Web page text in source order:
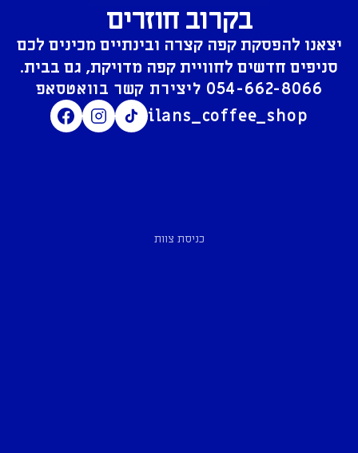
בקרוב חוזרים
יצאנו להפסקת קפה קצרה ובינתיים מכינים לכם
סניפים חדשים לחוויית קפה מדויקת, גם בבית.
054-662-8066
ilans_coffee_shop
כניסת צוות